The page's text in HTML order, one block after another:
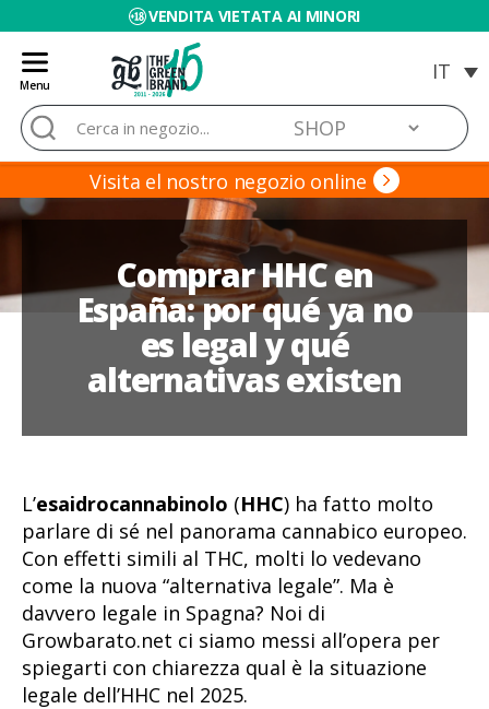
VENDITA VIETATA AI MINORI
Menu
Blog
de
Grow
Barato
Cerca:
Visita el nostro negozio online
Comprar HHC en
España: por qué ya no
es legal y qué
alternativas existen
L’esaidrocannabinolo (HHC) ha fatto molto
parlare di sé nel panorama cannabico europeo.
Con effetti simili al THC, molti lo vedevano
come la nuova “alternativa legale”. Ma è
davvero legale in Spagna? Noi di
Growbarato.net ci siamo messi all’opera per
spiegarti con chiarezza qual è la situazione
legale dell’HHC nel 2025.